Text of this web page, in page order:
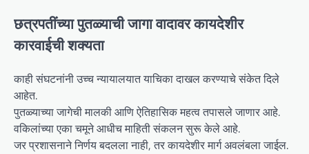
छत्रपतींच्या पुतळ्याची जागा वादावर कायदेशीर
कारवाईची शक्यता
काही संघटनांनी उच्च न्यायालयात याचिका दाखल करण्याचे संकेत दिले
आहेत.
पुतळ्याच्या जागेची मालकी आणि ऐतिहासिक महत्व तपासले जाणार आहे.
वकिलांच्या एका चमूने आधीच माहिती संकलन सुरू केले आहे.
जर प्रशासनाने निर्णय बदलला नाही, तर कायदेशीर मार्ग अवलंबला जाईल.